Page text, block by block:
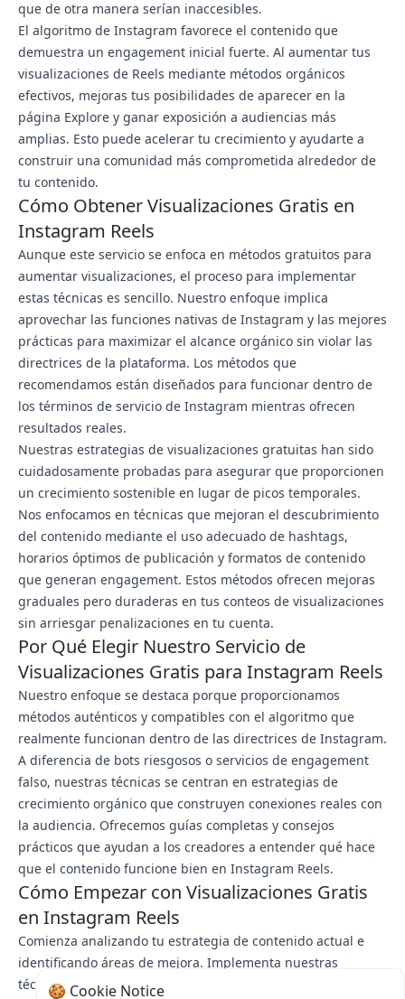
que de otra manera serían inaccesibles.
El algoritmo de Instagram favorece el contenido que
demuestra un engagement inicial fuerte. Al aumentar tus
visualizaciones de Reels mediante métodos orgánicos
efectivos, mejoras tus posibilidades de aparecer en la
página Explore y ganar exposición a audiencias más
amplias. Esto puede acelerar tu crecimiento y ayudarte a
construir una comunidad más comprometida alrededor de
tu contenido.
Cómo Obtener Visualizaciones Gratis en
Instagram Reels
Aunque este servicio se enfoca en métodos gratuitos para
aumentar visualizaciones, el proceso para implementar
estas técnicas es sencillo. Nuestro enfoque implica
aprovechar las funciones nativas de Instagram y las mejores
prácticas para maximizar el alcance orgánico sin violar las
directrices de la plataforma. Los métodos que
recomendamos están diseñados para funcionar dentro de
los términos de servicio de Instagram mientras ofrecen
resultados reales.
Nuestras estrategias de visualizaciones gratuitas han sido
cuidadosamente probadas para asegurar que proporcionen
un crecimiento sostenible en lugar de picos temporales.
Nos enfocamos en técnicas que mejoran el descubrimiento
del contenido mediante el uso adecuado de hashtags,
horarios óptimos de publicación y formatos de contenido
que generan engagement. Estos métodos ofrecen mejoras
graduales pero duraderas en tus conteos de visualizaciones
sin arriesgar penalizaciones en tu cuenta.
Por Qué Elegir Nuestro Servicio de
Visualizaciones Gratis para Instagram Reels
Nuestro enfoque se destaca porque proporcionamos
métodos auténticos y compatibles con el algoritmo que
realmente funcionan dentro de las directrices de Instagram.
A diferencia de bots riesgosos o servicios de engagement
falso, nuestras técnicas se centran en estrategias de
crecimiento orgánico que construyen conexiones reales con
la audiencia. Ofrecemos guías completas y consejos
prácticos que ayudan a los creadores a entender qué hace
que el contenido funcione bien en Instagram Reels.
Cómo Empezar con Visualizaciones Gratis
en Instagram Reels
Comienza analizando tu estrategia de contenido actual e
identificando áreas de mejora. Implementa nuestras
técnicas recomendadas como optimizar tus primeros tres
🍪 Cookie Notice